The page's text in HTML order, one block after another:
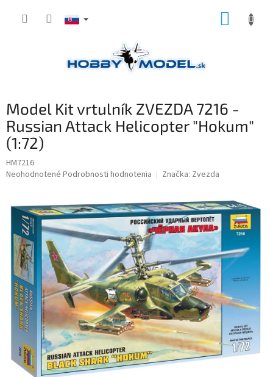
Model Kit vrtulník ZVEZDA 7216 -
Russian Attack Helicopter "Hokum"
(1:72)
HM7216
Priemerné
je
hviezdičiek.
Neohodnotené Podrobnosti hodnotenia Značka: Zvezda